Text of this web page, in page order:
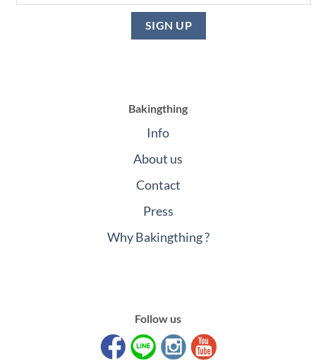
Bakingthing
Info
About us
Contact
Press
Why Bakingthing ?
Follow us